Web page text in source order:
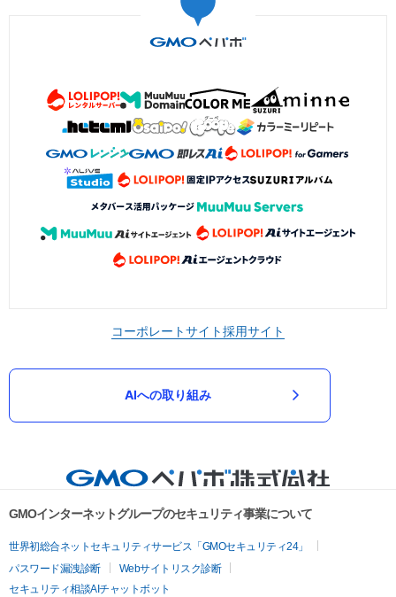
コーポレートサイト採用サイト
AIへの取り組み
GMOインターネットグループのセキュリティ事業について
世界初総合ネットセキュリティサービス「GMOセキュリティ24」
パスワード漏洩診断
Webサイトリスク診断
セキュリティ相談AIチャットボット